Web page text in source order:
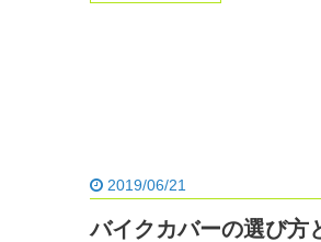
2019/06/21
バイクカバーの選び方